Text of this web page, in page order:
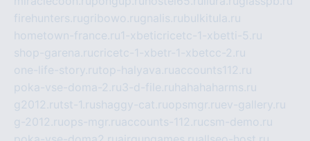
firehunters.rugribowo.rugnalis.rubulkitula.ru
hometown-france.ru1-xbeticricetc-1-xbetti-5.ru
shop-garena.rucricetc-1-xbetr-1-xbetcc-2.ru
one-life-story.rutop-halyava.ruaccounts112.ru
poka-vse-doma-2.ru3-d-file.ru hahahaharms.ru
g2012.rutst-1.rushaggy-cat.ruopsmgr.ruev-gallery.ru
g-2012.ruops-mgr.ruaccounts-112.rucsm-demo.ru